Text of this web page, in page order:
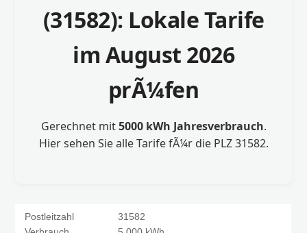
(31582): Lokale Tarife
im August 2026
prÃ¼fen
Gerechnet mit5000 kWh Jahresverbrauch.
Hier sehen Sie alle Tarife fÃ¼r die PLZ 31582.